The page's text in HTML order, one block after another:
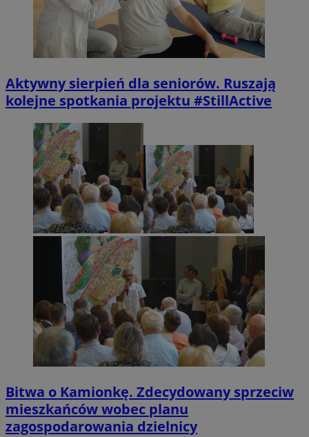
Aktywny sierpień dla seniorów. Ruszają
kolejne spotkania projektu #StillActive
Bitwa o Kamionkę. Zdecydowany sprzeciw
mieszkańców wobec planu
zagospodarowania dzielnicy